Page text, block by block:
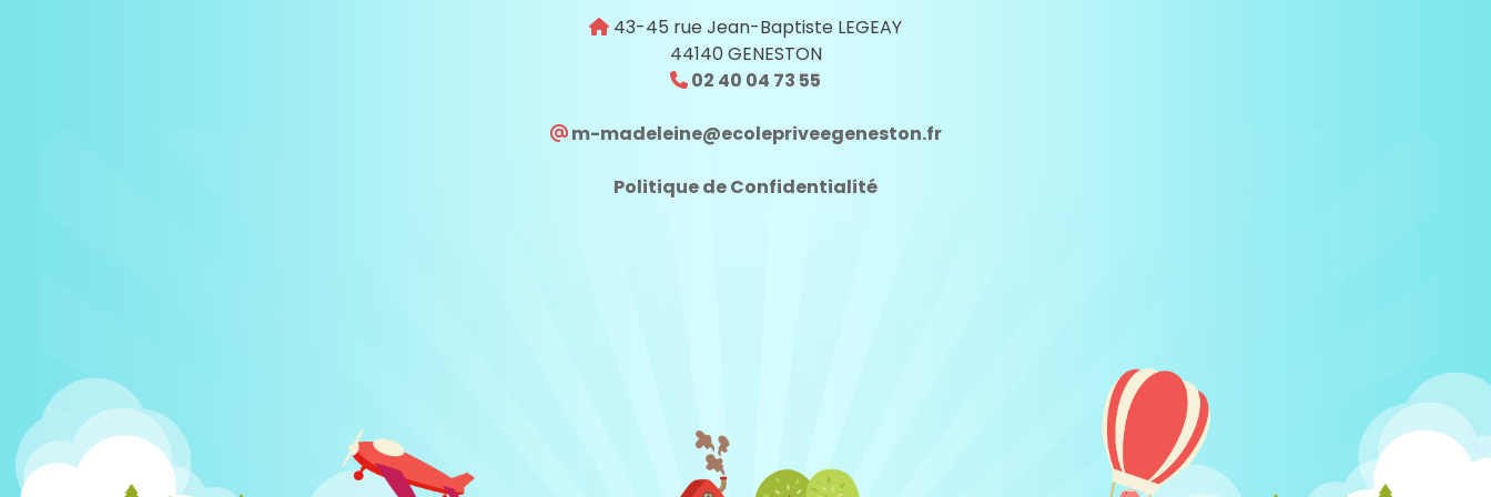
43-45 rue Jean-Baptiste LEGEAY
44140 GENESTON
02 40 04 73 55
m-madeleine@ecolepriveegeneston.fr
Politique de Confidentialité